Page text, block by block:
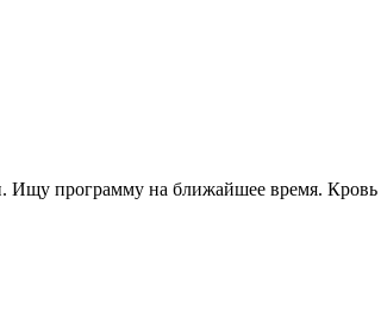
программу на ближайшее время. Кровь